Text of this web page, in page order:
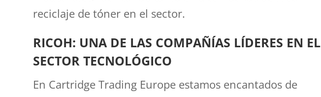
reciclaje de tóner en el sector.
RICOH: UNA DE LAS COMPAÑÍAS LÍDERES EN EL
SECTOR TECNOLÓGICO
En Cartridge Trading Europe estamos encantados de